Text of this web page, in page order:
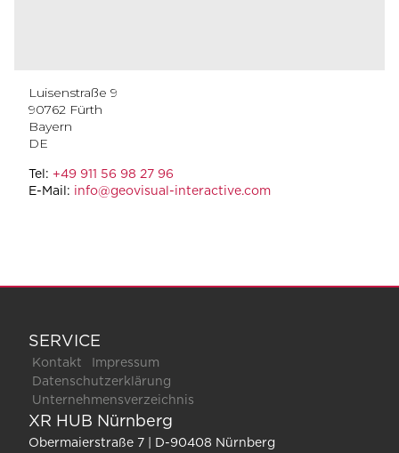
Luisenstraße 9
90762 Fürth
Bayern
DE
Tel: +49 911 56 98 27 96
E-Mail: info@geovisual-interactive.com
SERVICE
Kontakt
Impressum
Datenschutzerklärung
Unternehmensverzeichnis
XR HUB Nürnberg
Obermaierstraße 7 | D-90408 Nürnberg